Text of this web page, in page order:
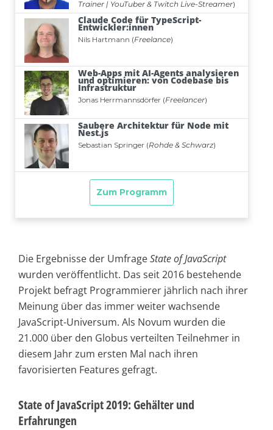
Die Ergebnisse der UmfrageState of JavaScript
wurden veröffentlicht. Das seit 2016 bestehende
Projekt befragt Programmierer jährlich nach ihrer
Meinung über das immer weiter wachsende
JavaScript-Universum. Als Novum wurden die
21.000 über den Globus verteilten Teilnehmer in
diesem Jahr zum ersten Mal nach ihren
favorisierten Features gefragt.
State of JavaScript 2019: Gehälter und
Erfahrungen